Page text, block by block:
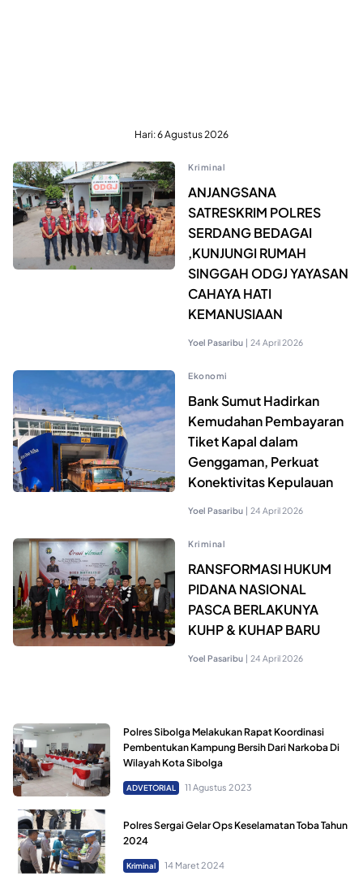
Hari:6 Agustus 2026
Kriminal
ANJANGSANA
SATRESKRIM POLRES
SERDANG BEDAGAI
,KUNJUNGI RUMAH
SINGGAH ODGJ YAYASAN
CAHAYA HATI
KEMANUSIAAN
Yoel Pasaribu | 24 April 2026
Ekonomi
Bank Sumut Hadirkan
Kemudahan Pembayaran
Tiket Kapal dalam
Genggaman, Perkuat
Konektivitas Kepulauan
Yoel Pasaribu | 24 April 2026
Kriminal
RANSFORMASI HUKUM
PIDANA NASIONAL
PASCA BERLAKUNYA
KUHP & KUHAP BARU
Yoel Pasaribu | 24 April 2026
Polres Sibolga Melakukan Rapat Koordinasi
Pembentukan Kampung Bersih Dari Narkoba Di
Wilayah Kota Sibolga
ADVETORIAL 11 Agustus 2023
Polres Sergai Gelar Ops Keselamatan Toba Tahun
2024
Kriminal 14 Maret 2024